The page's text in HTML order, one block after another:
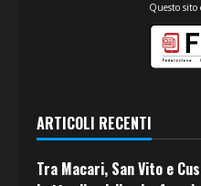
Questo sito
ARTICOLI RECENTI
Tra Macari, San Vito e